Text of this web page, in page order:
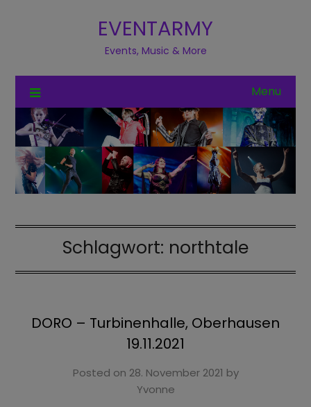
EVENTARMY
Events, Music & More
Menu
Schlagwort: northtale
DORO – Turbinenhalle, Oberhausen
19.11.2021
Posted on 28. November 2021 by
Yvonne